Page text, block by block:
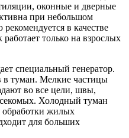
оконные и дверные
при небольшом
рекомендуется в качестве
только на взрослых
специальный генератор.
в туман. Мелкие частицы
во все цели, швы,
Холодный туман
обработки жилых
для больших